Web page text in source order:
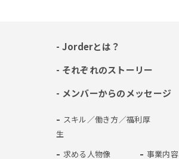
- Jorderとは？
- それぞれのストーリー
- メンバーからのメッセージ
- スキル／働き方／福利厚
生
- 求める人物像
- 事業内容